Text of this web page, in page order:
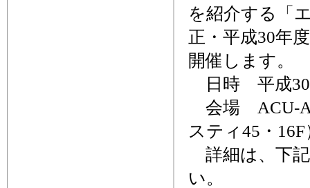
を紹介する「
正・平成30年
開催します。
日時 平成30
会場 ACU-A
スティ45・16F
詳細は、下
い。